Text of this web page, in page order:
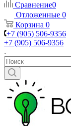
Сравнение0
Отложенные 0
Корзина 0
+7 (905) 506-9356
+7 (905) 506-9356